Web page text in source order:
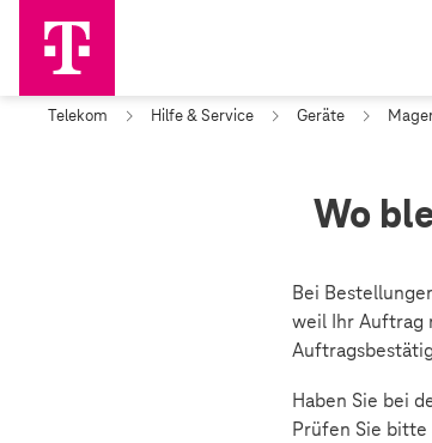
Telekom Hilfe & Service Geräte
Wo
Bei
weil Ihr Auftrag
Haben Sie bei
Prüfen Sie bitte